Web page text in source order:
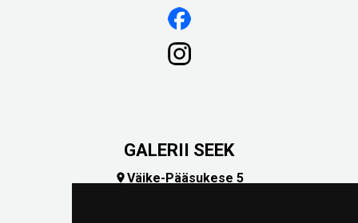
GALERII SEEK
Väike-Pääsukese 5